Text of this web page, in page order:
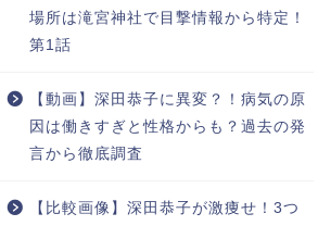
場所は滝宮神社で目撃情報から特定！
第1話
【動画】深田恭子に異変？！病気の原
因は働きすぎと性格からも？過去の発
言から徹底調査
【比較画像】深田恭子が激痩せ！3つ